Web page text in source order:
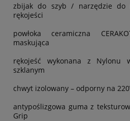
zbijak do szyb / narzędzie do
rękojeści
powłoka ceramiczna
maskująca
rękojeść wykonana z Nylonu
szklanym
chwyt izolowany – odporny na
antypoślizgowa guma z
Grip